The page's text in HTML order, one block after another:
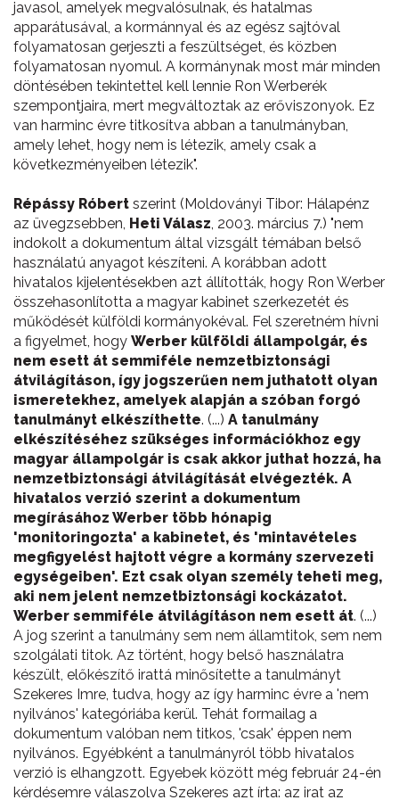
javasol, amelyek megvalósulnak, és hatalmas
apparátusával, a kormánnyal és az egész sajtóval
folyamatosan gerjeszti a feszültséget, és közben
folyamatosan nyomul. A kormánynak most már minden
döntésében tekintettel kell lennie Ron Werberék
szempontjaira, mert megváltoztak az erőviszonyok. Ez
van harminc évre titkosítva abban a tanulmányban,
amely lehet, hogy nem is létezik, amely csak a
következményeiben létezik".
Répássy Róbert szerint (Moldoványi Tibor: Hálapénz
az üvegzsebben, Heti Válasz, 2003. március 7.) "nem
indokolt a dokumentum által vizsgált témában belső
használatú anyagot készíteni. A korábban adott
hivatalos kijelentésekben azt állították, hogy Ron Werber
összehasonlította a magyar kabinet szerkezetét és
működését külföldi kormányokéval. Fel szeretném hívni
a figyelmet, hogy Werber külföldi állampolgár, és
nem esett át semmiféle nemzetbiztonsági
átvilágításon, így jogszerűen nem juthatott olyan
ismeretekhez, amelyek alapján a szóban forgó
tanulmányt elkészíthette. (...) A tanulmány
elkészítéséhez szükséges információkhoz egy
magyar állampolgár is csak akkor juthat hozzá, ha
nemzetbiztonsági átvilágítását elvégezték. A
hivatalos verzió szerint a dokumentum
megírásához Werber több hónapig
'monitoringozta' a kabinetet, és 'mintavételes
megfigyelést hajtott végre a kormány szervezeti
egységeiben'. Ezt csak olyan személy teheti meg,
aki nem jelent nemzetbiztonsági kockázatot.
Werber semmiféle átvilágításon nem esett át. (...)
A jog szerint a tanulmány sem nem államtitok, sem nem
szolgálati titok. Az történt, hogy belső használatra
készült, előkészítő irattá minősítette a tanulmányt
Szekeres Imre, tudva, hogy az így harminc évre a 'nem
nyilvános' kategóriába kerül. Tehát formailag a
dokumentum valóban nem titkos, 'csak' éppen nem
nyilvános. Egyébként a tanulmányról több hivatalos
verzió is elhangzott. Egyebek között még február 24-én
kérdésemre válaszolva Szekeres azt írta: az irat az